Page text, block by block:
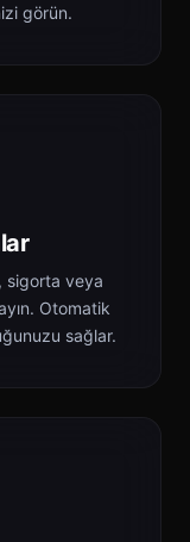
görün.
sigorta veya
Otomatik
sağlar.